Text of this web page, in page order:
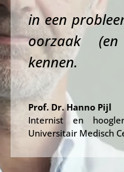
in een
oorzaak
kennen.
Prof. Dr. Hanno Pijl
Internist en
Universitair Medisch